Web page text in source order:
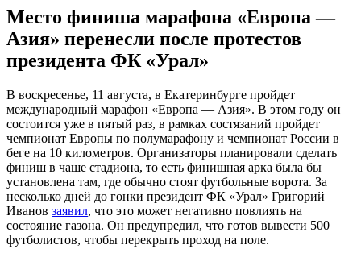
Место финиша марафона «Европа —
Азия» перенесли после протестов
президента ФК «Урал»
В воскресенье, 11 августа, в Екатеринбурге пройдет
международный марафон «Европа — Азия». В этом году он
состоится уже в пятый раз, в рамках состязаний пройдет
чемпионат Европы по полумарафону и чемпионат России в
беге на 10 километров. Организаторы планировали сделать
финиш в чаше стадиона, то есть финишная арка была бы
установлена там, где обычно стоят футбольные ворота. За
несколько дней до гонки президент ФК «Урал» Григорий
Иванов заявил, что это может негативно повлиять на
состояние газона. Он предупредил, что готов вывести 500
футболистов, чтобы перекрыть проход на поле.